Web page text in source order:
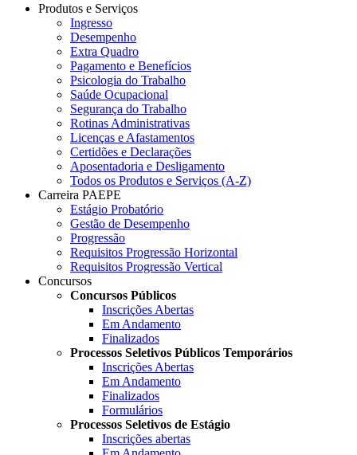
Produtos e Serviços
Ingresso
Desempenho
Extra Quadro
Pagamento e Benefícios
Psicologia do Trabalho
Saúde Ocupacional
Segurança do Trabalho
Rotinas Administrativas
Licenças e Afastamentos
Certidões e Declarações
Aposentadoria e Desligamento
Todos os Produtos e Serviços (A-Z)
Carreira PAEPE
Estágio Probatório
Gestão de Desempenho
Progressão
Requisitos Progressão Horizontal
Requisitos Progressão Vertical
Concursos
Concursos Públicos
Inscrições Abertas
Em Andamento
Finalizados
Processos Seletivos Públicos Temporários
Inscrições Abertas
Em Andamento
Finalizados
Formulários
Processos Seletivos de Estágio
Inscrições abertas